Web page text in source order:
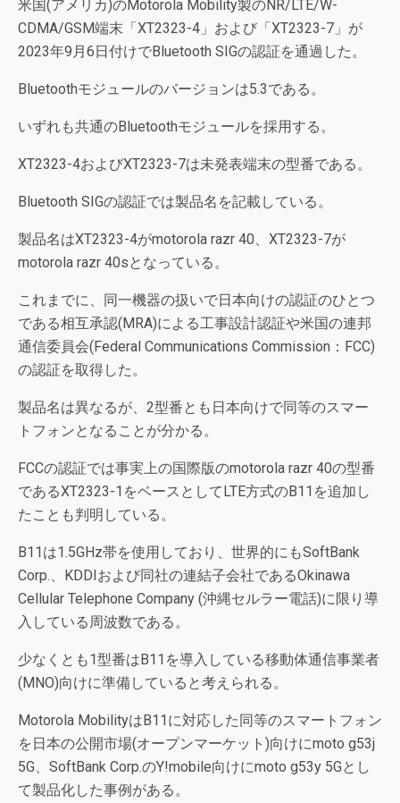
米国(アメリカ)のMotorola Mobility製のNR/LTE/W-
CDMA/GSM端末「XT2323-4」および「XT2323-7」が
2023年9月6日付けでBluetooth SIGの認証を通過した。
Bluetoothモジュールのバージョンは5.3である。
いずれも共通のBluetoothモジュールを採用する。
XT2323-4およびXT2323-7は未発表端末の型番である。
Bluetooth SIGの認証では製品名を記載している。
製品名はXT2323-4がmotorola razr 40、XT2323-7が
motorola razr 40sとなっている。
これまでに、同一機器の扱いで日本向けの認証のひとつ
である相互承認(MRA)による工事設計認証や米国の連邦
通信委員会(Federal Communications Commission：FCC)
の認証を取得した。
製品名は異なるが、2型番とも日本向けで同等のスマー
トフォンとなることが分かる。
FCCの認証では事実上の国際版のmotorola razr 40の型番
であるXT2323-1をベースとしてLTE方式のB11を追加し
たことも判明している。
B11は1.5GHz帯を使用しており、世界的にもSoftBank
Corp.、KDDIおよび同社の連結子会社であるOkinawa
Cellular Telephone Company (沖縄セルラー電話)に限り導
入している周波数である。
少なくとも1型番はB11を導入している移動体通信事業者
(MNO)向けに準備していると考えられる。
Motorola MobilityはB11に対応した同等のスマートフォン
を日本の公開市場(オープンマーケット)向けにmoto g53j
5G、SoftBank Corp.のY!mobile向けにmoto g53y 5Gとし
て製品化した事例がある。